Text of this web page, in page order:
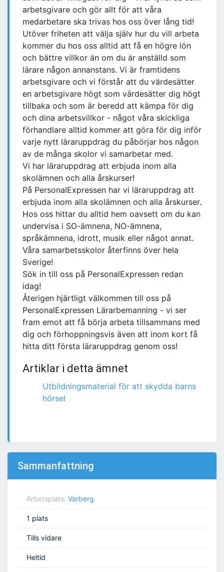
arbetsgivare och gör allt för att våra
medarbetare ska trivas hos oss över lång tid!
Utöver friheten att välja själv hur du vill arbeta
kommer du hos oss alltid att få en högre lön
och bättre villkor än om du är anställd som
lärare någon annanstans. Vi är framtidens
arbetsgivare och vi förstår att du värdesätter
en arbetsgivare högt som värdesätter dig högt
tillbaka och som är beredd att kämpa för dig
och dina arbetsvillkor - något våra skickliga
förhandlare alltid kommer att göra för dig inför
varje nytt läraruppdrag du påbörjar hos någon
av de många skolor vi samarbetar med.
Vi har läraruppdrag att erbjuda inom alla
skolämnen och alla årskurser!
På PersonalExpressen har vi läraruppdrag att
erbjuda inom alla skolämnen och alla årskurser.
Hos oss hittar du alltid hem oavsett om du kan
undervisa i SO-ämnena, NO-ämnena,
språkämnena, idrott, musik eller något annat.
Våra samarbetsskolor återfinns över hela
Sverige!
Sök in till oss på PersonalExpressen redan
idag!
Återigen hjärtligt välkommen till oss på
PersonalExpressen Lärarbemanning - vi ser
fram emot att få börja arbeta tillsammans med
dig och förhoppningsvis även att inom kort få
hitta ditt första läraruppdrag genom oss!
Artiklar i detta ämnet
Utbildningsmaterial för att skydda barns
hörsel
Sammanfattning
Arbetsplats: Varberg
1 plats
Tills vidare
Heltid